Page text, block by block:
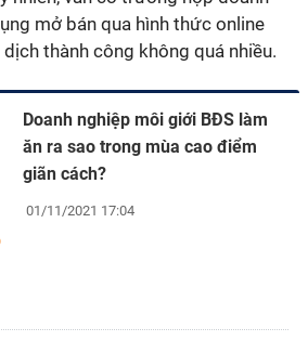
mở bán qua hình thức online
thành công không quá nhiều.
Doanh nghiệp môi giới BĐS làm
ăn ra sao trong mùa cao điểm
giãn cách?
01/11/2021 17:04